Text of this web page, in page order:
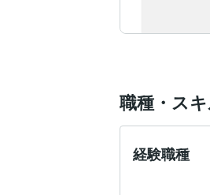
職種・ス
経験職種